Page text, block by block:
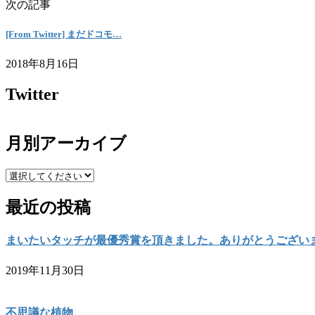
次の記事
[From Twitter] まだドコモ…
2018年8月16日
Twitter
月別アーカイブ
最近の投稿
まいたいタッチが最優秀賞を頂きました。ありがとうござい
2019年11月30日
不思議な植物